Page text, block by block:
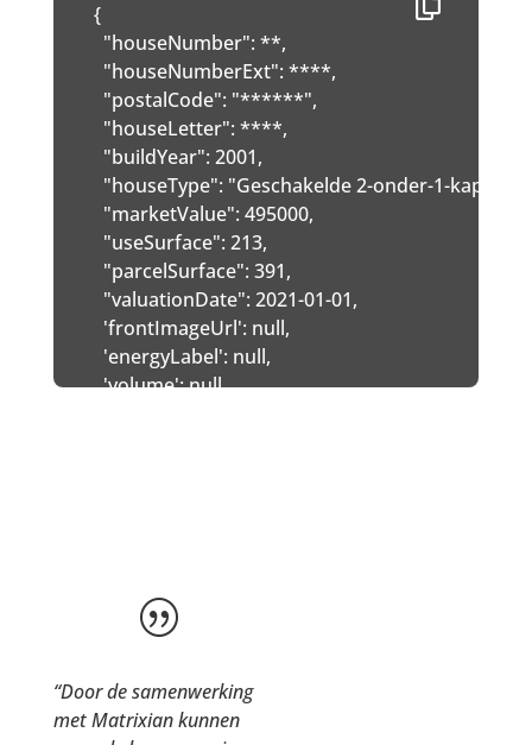
{
  "houseNumber": **,
  "houseNumberExt": ****,
  "postalCode": "******",
  "houseLetter": ****,
  "buildYear": 2001,
"houseType": "Geschakelde 2-onder-1-
  "marketValue": 495000,
  "useSurface": 213,
  "parcelSurface": 391,
  "valuationDate": 2021-01-01,
  'frontImageUrl': null,
  'energyLabel': null,
  'volume': null,
  'dateTransport': null,
  "references": [
      'index': 1,
      'houseNumber': 31,
|
“Door de samenwerking
met Matrixian kunnen